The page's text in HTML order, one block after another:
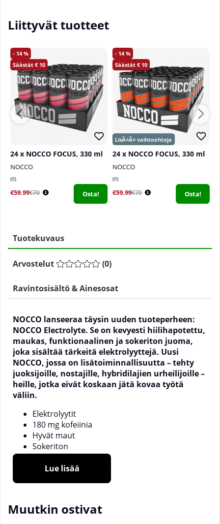
Liittyvät tuotteet
14
10
24 x NOCCO FOCUS, 330 ml
NOCCO
0
€59.99€70 Osta!
14
10
24 x NOCCO FOCUS, 330 ml
NOCCO
0
€59.99€70 Osta!
Tuotekuvaus
Arvostelut (0)
Ravintosisältö & Ainesosat
NOCCO lanseeraa täysin uuden tuoteperheen:
NOCCO Electrolyte. Se on kevyesti hiilihapotettu,
maukas, funktionaalinen ja sokeriton juoma,
joka sisältää tärkeitä elektrolyyttejä. Uusi
NOCCO, jossa on lisätoiminnallisuutta – tehty
juoksijoille, nostajille, hybridilajien urheilijoille –
heille, jotka eivät koskaan jätä kovaa työtä
väliin.
Elektrolyytit
180 mg kofeiinia
Hyvät maut
Sokeriton
Suurempi tölkki, 355 ml
Sitruuna/Lime ja Veriappelsiini. Ne ovat sokerittomia
keskittymiskykyä, sekä kaliumilla ja magnesiumilla,
Lue lisää
Muutkin ostivat